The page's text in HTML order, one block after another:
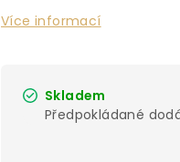
Více informací
Skladem